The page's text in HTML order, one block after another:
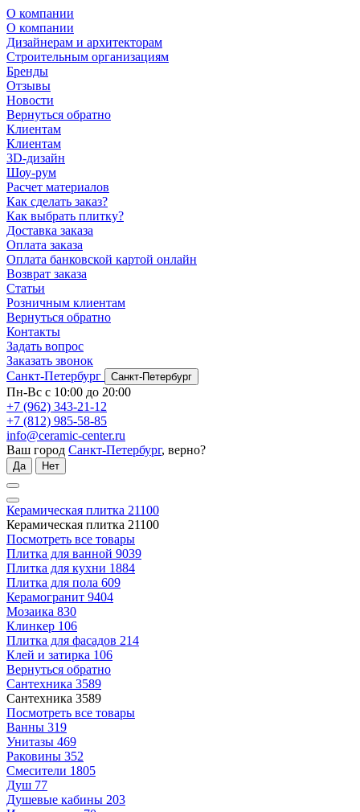
О компании
О компании
Дизайнерам и архитекторам
Строительным организациям
Бренды
Отзывы
Новости
Вернуться обратно
Клиентам
Клиентам
3D-дизайн
Шоу-рум
Расчет материалов
Как сделать заказ?
Как выбрать плитку?
Доставка заказа
Оплата заказа
Оплата банковской картой онлайн
Возврат заказа
Статьи
Розничным клиентам
Вернуться обратно
Контакты
Задать вопрос
Заказать звонок
Санкт-Петербург
Санкт-Петербург
Пн-Вс с 10:00 до 20:00
+7 (962) 343-21-12
+7 (812) 985-58-85
info@ceramic-center.ru
Ваш город Санкт-Петербург, верно?
Да Нет
Керамическая плитка 21100
Керамическая плитка 21100
Посмотреть все товары
Плитка для ванной 9039
Плитка для кухни 1884
Плитка для пола 609
Керамогранит 9404
Мозаика 830
Клинкер 106
Плитка для фасадов 214
Клей и затирка 106
Вернуться обратно
Сантехника 3589
Сантехника 3589
Посмотреть все товары
Ванны 319
Унитазы 469
Раковины 352
Смесители 1805
Душ 77
Душевые кабины 203